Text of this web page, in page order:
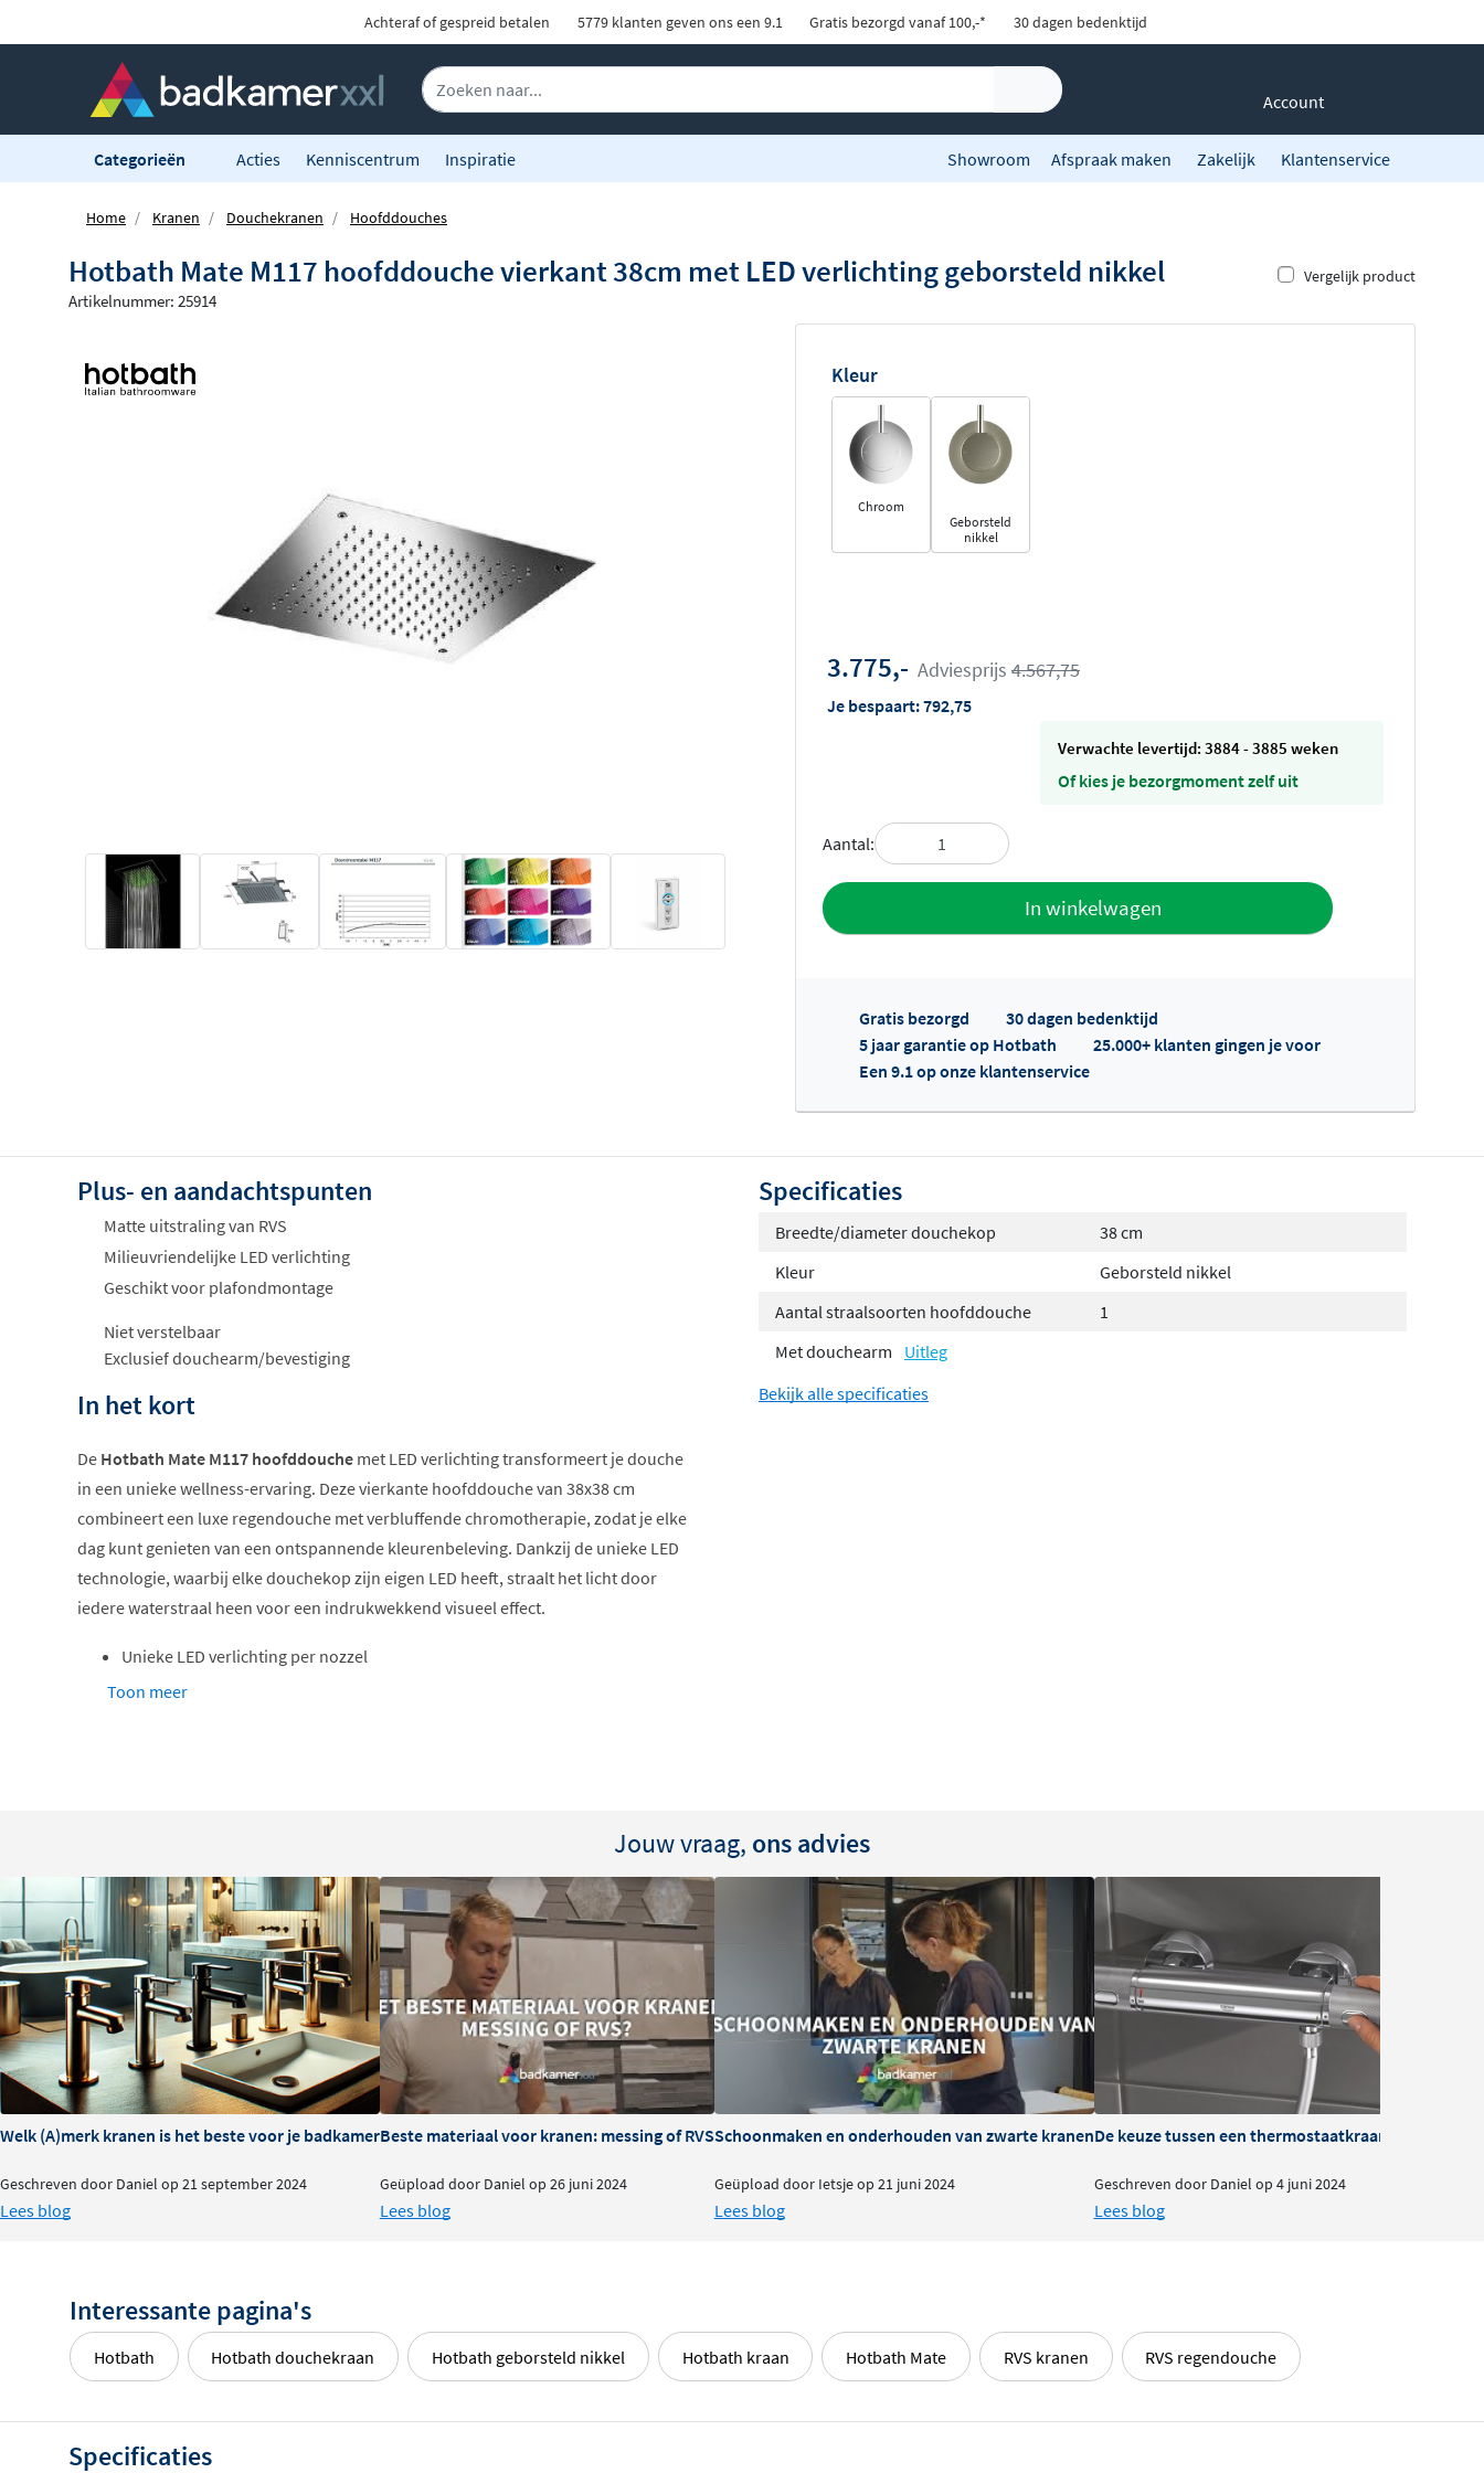
Achteraf of gespreid betalen 5779 klanten geven ons een 9.1 Gratis bezorgd vanaf 100,-* 30 dagen bedenktijd
Account
Categorieën Acties Kenniscentrum Inspiratie Showroom Afspraak maken Zakelijk Klantenservice
Home Kranen Douchekranen Hoofddouches
Hotbath Mate M117 hoofddouche vierkant 38cm met LED verlichting geborsteld nikkel Vergelijk product
Artikelnummer: 25914
Kleur
Chroom
Geborsteld
nikkel
3.775,- Adviesprijs 4.567,75
Je bespaart:792,75
Verwachte levertijd: 3884 - 3885 weken
Of kies je bezorgmoment zelf uit
Aantal:
In winkelwagen
Toevoegen aan offerte
Offertes ophalen...
Gratis bezorgd
30 dagen bedenktijd
5 jaar garantie op Hotbath
25.000+ klanten gingen je voor
Een 9.1 op onze klantenservice
Plus- en aandachtspunten
Matte uitstraling van RVS
Milieuvriendelijke LED verlichting
Geschikt voor plafondmontage
Niet verstelbaar
Exclusief douchearm/bevestiging
In het kort
De Hotbath Mate M117 hoofddouche met LED verlichting transformeert je douche
in een unieke wellness-ervaring. Deze vierkante hoofddouche van 38x38 cm
combineert een luxe regendouche met verbluffende chromotherapie, zodat je elke
dag kunt genieten van een ontspannende kleurenbeleving. Dankzij de unieke LED
technologie, waarbij elke douchekop zijn eigen LED heeft, straalt het licht door
iedere waterstraal heen voor een indrukwekkend visueel effect.
Unieke LED verlichting per nozzel
Draadloze afstandsbediening inbegrepen
Persoonlijke kleurenbeleving met chromotherapie
Met de meegeleverde draadloze afstandsbediening regel je eenvoudig de verlichting
naar jouw wens. Je kunt kiezen uit9 standaard kleurenzoals blauw, groen, oranje,
rood, geel, wit, magenta, paars en lichtblauw, elk in standaard of intensieve stand.
Voor extra ontspanning of energie selecteer je een speciaal chromotherapie
programma: kies 'relax' voor een rustgevende douche-ervaring of 'exciting' voor
een verfrissende start van je dag.
Hoogwaardige uitvoering en design
verschillende afwerkingen, waaronder glanzend chroom en mat geborsteld nikkel.
De Hotbath Rain straalsoort zorgt voor een zachte, gelijkmatige waterstraal die je
Eenvoudige plafondmontage
Deze hoofddouche is ontworpen voor inbouw met plafondmontage en heeft een
standaard 1/2" draadaansluiting. De douchekop zelf is niet verstelbaar, wat zorgt
voor een strakke, moderne uitstraling in je badkamer.
Toon meer
Specificaties
Breedte/diameter douchekop
38 cm
Kleur
Geborsteld nikkel
Aantal straalsoorten hoofddouche
1
Met douchearm
Uitleg
Bekijk alle specificaties
Jouw vraag, ons advies
Welk (A)merk kranen is het beste voor je badkamer?
Geschreven door Daniel op 21 september 2024
Lees blog
Beste materiaal voor kranen: messing of RVS
Geüpload door Daniel op 26 juni 2024
Lees blog
Schoonmaken en onderhouden van zwarte kranen
Geüpload door Ietsje op 21 juni 2024
Lees blog
De keuze tussen een thermostaatkraan of
Geschreven door Daniel op 4 juni 2024
Lees blog
Interessante pagina's
Hotbath Hotbath douchekraan Hotbath geborsteld nikkel Hotbath kraan Hotbath Mate RVS kranen RVS regendouche
Specificaties